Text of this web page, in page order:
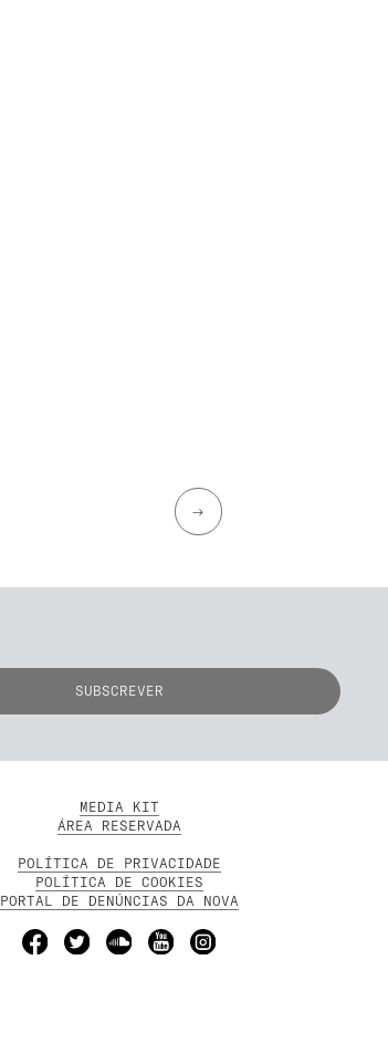
→
MEDIA KIT
ÁREA RESERVADA
POLÍTICA DE PRIVACIDADE
POLÍTICA DE COOKIES
PORTAL DE DENÚNCIAS DA NOVA